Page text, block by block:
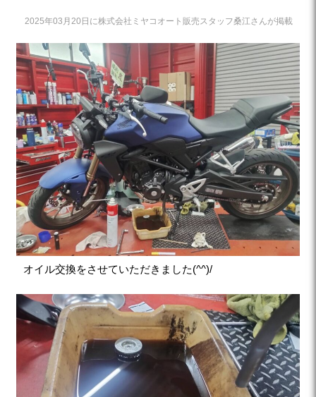
2025年03月20日に株式会社ミヤコオート販売スタッフ桑江さんが掲載
オイル交換をさせていただきました(^^)/